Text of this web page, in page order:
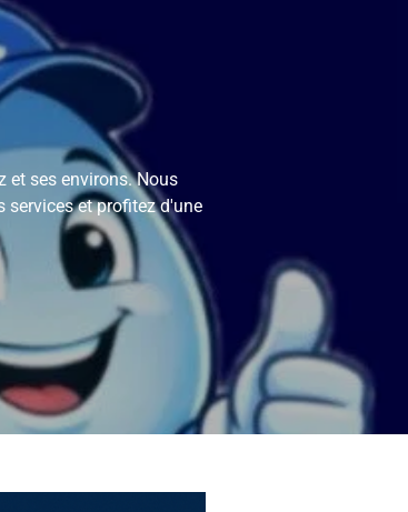
et ses environs. Nous
services et profitez d'une